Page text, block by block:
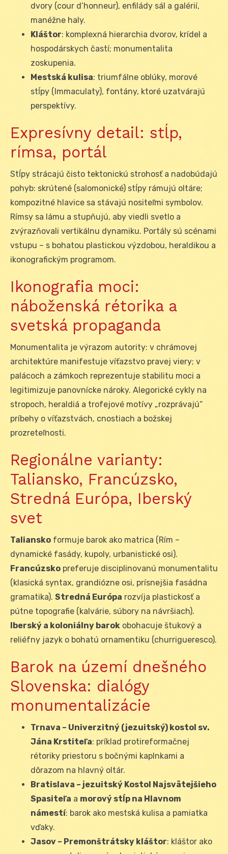
dvory (cour d’honneur), enfilády sál a galérií,
manéžne haly.
Kláštor: komplexná hierarchia dvorov, krídel a
hospodárskych častí; monumentalita
zoskupenia.
Mestská kulisa: triumfálne oblúky, morové
stĺpy (Immaculaty), fontány, ktoré uzatvárajú
perspektívy.
Expresívny detail: stĺp,
rímsa, portál
Stĺpy strácajú čisto tektonickú strohosť a nadobúdajú
pohyb: skrútené (salomonické) stĺpy rámujú oltáre;
kompozitné hlavice sa stávajú nositeľmi symbolov.
Rímsy sa lámu a stupňujú, aby viedli svetlo a
zvýrazňovali vertikálnu dynamiku. Portály sú scénami
vstupu – s bohatou plastickou výzdobou, heraldikou a
ikonografickým programom.
Ikonografia moci:
náboženská rétorika a
svetská propaganda
Monumentalita je výrazom autority: v chrámovej
architektúre manifestuje víťazstvo pravej viery; v
palácoch a zámkoch reprezentuje stabilitu moci a
legitimizuje panovnícke nároky. Alegorické cykly na
stropoch, heraldiá a trofejové motívy „rozprávajú“
príbehy o víťazstvách, cnostiach a božskej
prozreteľnosti.
Regionálne varianty:
Taliansko, Francúzsko,
Stredná Európa, Iberský
svet
Taliansko formuje barok ako matrica (Rím –
dynamické fasády, kupoly, urbanistické osi).
Francúzsko preferuje disciplinovanú monumentalitu
(klasická syntax, grandiózne osi, prísnejšia fasádna
gramatika). Stredná Európa rozvíja plastickosť a
pútne topografie (kalvárie, súbory na návršiach).
Iberský a koloniálny barok obohacuje štukový a
reliéfny jazyk o bohatú ornamentiku (churrigueresco).
Barok na území dnešného
Slovenska: dialógy
monumentalizácie
Trnava – Univerzitný (jezuitský) kostol sv.
Jána Krstiteľa: príklad protireformačnej
rétoriky priestoru s bočnými kaplnkami a
dôrazom na hlavný oltár.
Bratislava – jezuitský Kostol Najsvätejšieho
Spasiteľa a morový stĺp na Hlavnom
námestí: barok ako mestská kulisa a pamiatka
vďaky.
Jasov – Premonštrátsky kláštor: kláštor ako